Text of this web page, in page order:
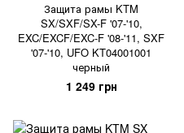
Защита рамы KTM
SX/SXF/SX-F '07-'10,
EXC/EXCF/EXC-F '08-'11, SXF
'07-'10, UFO KT04001001
черный
1 249 грн